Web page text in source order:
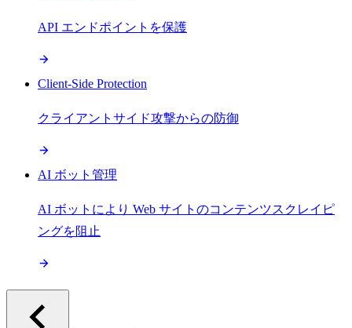
API エンドポイントを保護
Client-Side Protection
クライアントサイド攻撃からの防御
AI ボット管理
AI ボットにより Web サイトのコンテンツスクレイピ
ングを阻止